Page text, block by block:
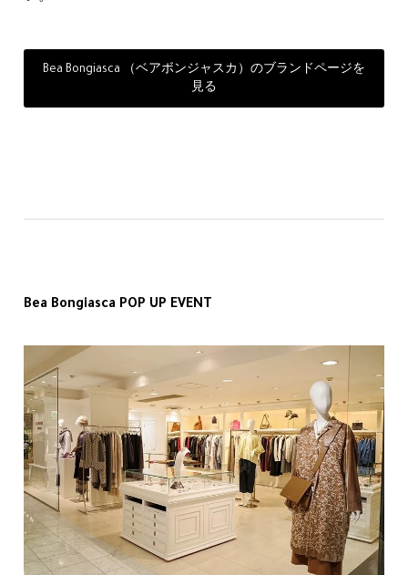
Bea Bongiasca （ベアボンジャスカ）のブランドページを
見る
Bea Bongiasca POP UP EVENT